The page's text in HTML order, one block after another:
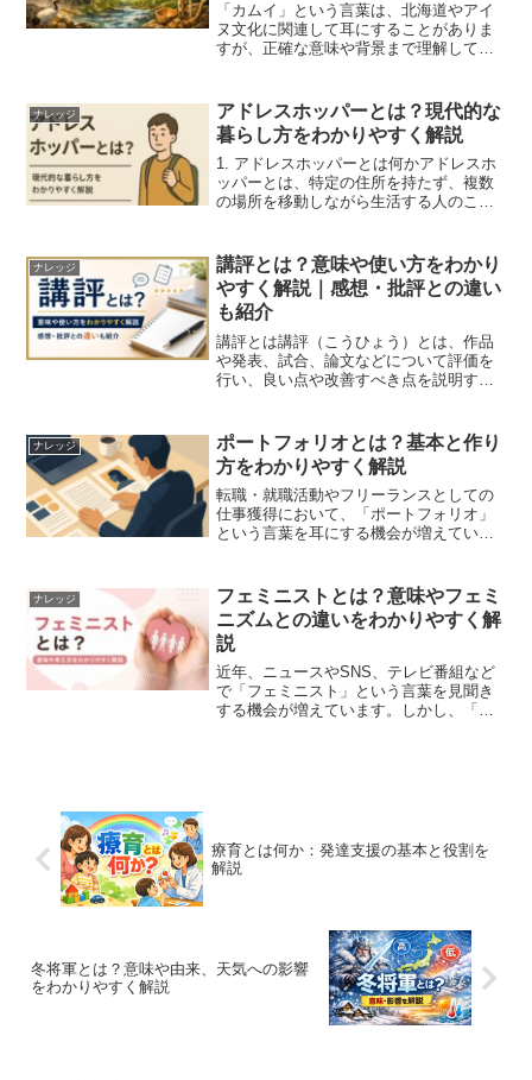
「カムイ」という言葉は、北海道やアイ
ヌ文化に関連して耳にすることがありま
すが、正確な意味や背景まで理解してい
イヌ文化における位置づけをわかりやす
く解説します。カムイとは...
ナレッジ
アドレスホッパーとは？現代的な
暮らし方をわかりやすく解説
1. アドレスホッパーとは何かアドレスホ
ッパーとは、特定の住所を持たず、複数
の場所を移動しながら生活する人のこと
知人宅などを転々としながら暮らすスタ
イルが特徴です。住所...
ナレッジ
講評とは？意味や使い方をわかり
やすく解説｜感想・批評との違い
も紹介
講評とは講評（こうひょう）とは、作品
や発表、試合、論文などについて評価を
行い、良い点や改善すべき点を説明する
ンテーションなど、さまざまな場面で用
いられる言葉です。単に感...
ナレッジ
ポートフォリオとは？基本と作り
方をわかりやすく解説
転職・就職活動やフリーランスとしての
仕事獲得において、「ポートフォリオ」
という言葉を耳にする機会が増えていま
か」と疑問を持つ方も多いでしょう。本
記事では、ポートフォリオの...
ナレッジ
フェミニストとは？意味やフェミ
ニズムとの違いをわかりやすく解
説
近年、ニュースやSNS、テレビ番組など
で「フェミニスト」という言葉を見聞き
する機会が増えています。しかし、「フ
療育とは何か：発達支援の基本と役割を
解説
冬将軍とは？意味や由来、天気への影響
をわかりやすく解説